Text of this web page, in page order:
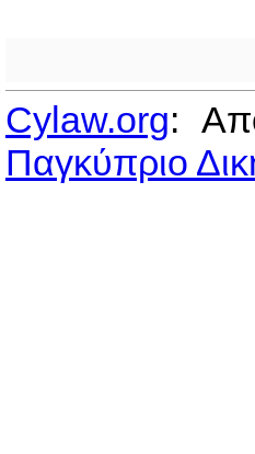
Cylaw.org:
Παγκύπριο